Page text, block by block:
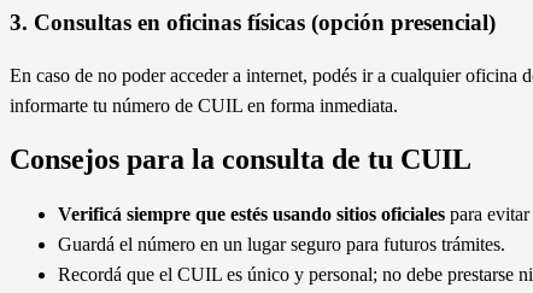
3. Consultas en oficinas físicas (opción presencial)
En caso de no poder acceder a internet, podés ir a cualquier
informarte tu número de CUIL en forma inmediata.
Consejos para la consulta de tu CUIL
Verificá siempre que estés usando sitios oficiales para evitar
Guardá el número en un lugar seguro para futuros trámites.
Recordá que el CUIL es único y personal; no debe prestarse